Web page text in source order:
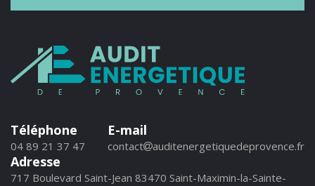
Téléphone
04 89 21 37 47
E-mail
contact auditenergetiquedeprovence.fr
Adresse
717 Boulevard Saint-Jean 83470 Saint-Maximin-la-Sainte-